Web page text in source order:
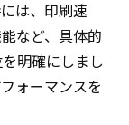
る体制とは
見極め方
ビス確認方
は、印刷速
など、具体的
明確にしまし
ォーマンスを